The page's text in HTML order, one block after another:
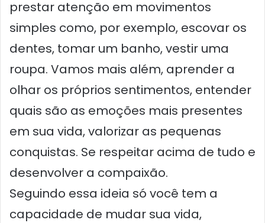
prestar atenção em movimentos
simples como, por exemplo, escovar os
dentes, tomar um banho, vestir uma
roupa. Vamos mais além, aprender a
olhar os próprios sentimentos, entender
quais são as emoções mais presentes
em sua vida, valorizar as pequenas
conquistas. Se respeitar acima de tudo e
desenvolver a compaixão.
Seguindo essa ideia só você tem a
capacidade de mudar sua vida,